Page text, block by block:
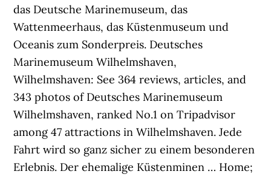
das Deutsche Marinemuseum, das
Wattenmeerhaus, das Küstenmuseum und
Oceanis zum Sonderpreis. Deutsches
Marinemuseum Wilhelmshaven,
Wilhelmshaven: See 364 reviews, articles, and
343 photos of Deutsches Marinemuseum
Wilhelmshaven, ranked No.1 on Tripadvisor
among 47 attractions in Wilhelmshaven. Jede
Fahrt wird so ganz sicher zu einem besonderen
Erlebnis. Der ehemalige Küstenminen … Home;